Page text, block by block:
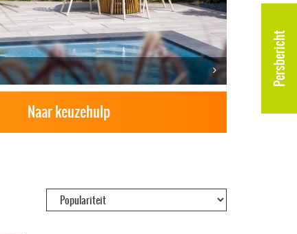
Persbericht
Naar keuzehulp